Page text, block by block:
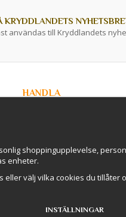
KRYDDLANDETS
användas till Kryddlandets
HANDLA
Lagershop /
Skellefteå
Logga in
shoppingupplevelse,
enheter.
eller välj vilka cookies du
INSTÄLLNINGAR